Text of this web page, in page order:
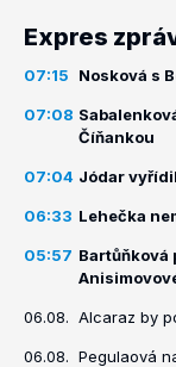
Expres
07:15 Nosková s
07:08
Číňankou
07:04 Jódar
06:33 Lehečka
05:57 Bartůňková
06.08. Alcaraz by
06.08. Pegulaová